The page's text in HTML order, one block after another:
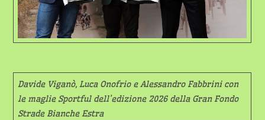
Davide Viganò, Luca Onofrio e Alessandro Fabbrini con
le maglie Sportful dell’edizione 2026 della Gran Fondo
Strade Bianche Estra